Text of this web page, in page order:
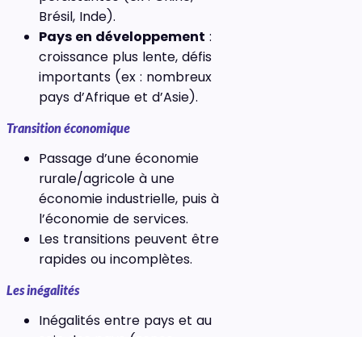
Brésil, Inde).
Pays en développement :
croissance plus lente, défis
importants (ex : nombreux
pays d’Afrique et d’Asie).
Transition économique
Passage d’une économie
rurale/agricole à une
économie industrielle, puis à
l’économie de services.
Les transitions peuvent être
rapides ou incomplètes.
Les inégalités
Inégalités entre pays et au